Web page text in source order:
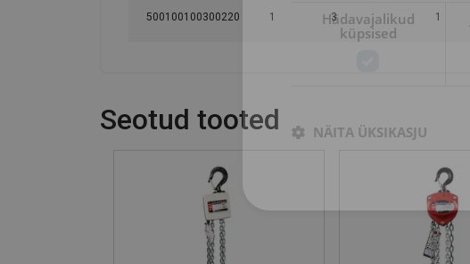
500100100300220 1 3 1
Seotud tooted
Hädavajalikud
küpsised
NÄITA ÜKSIKASJU